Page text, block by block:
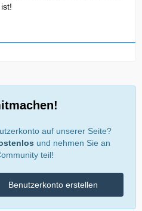
auf unserer Seite?
und nehmen Sie an
teil!
Benutzerkonto erstellen